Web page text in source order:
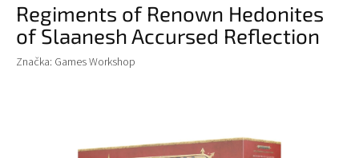
Regiments of Renown Hedonites
of Slaanesh Accursed Reflection
Značka: Games Workshop